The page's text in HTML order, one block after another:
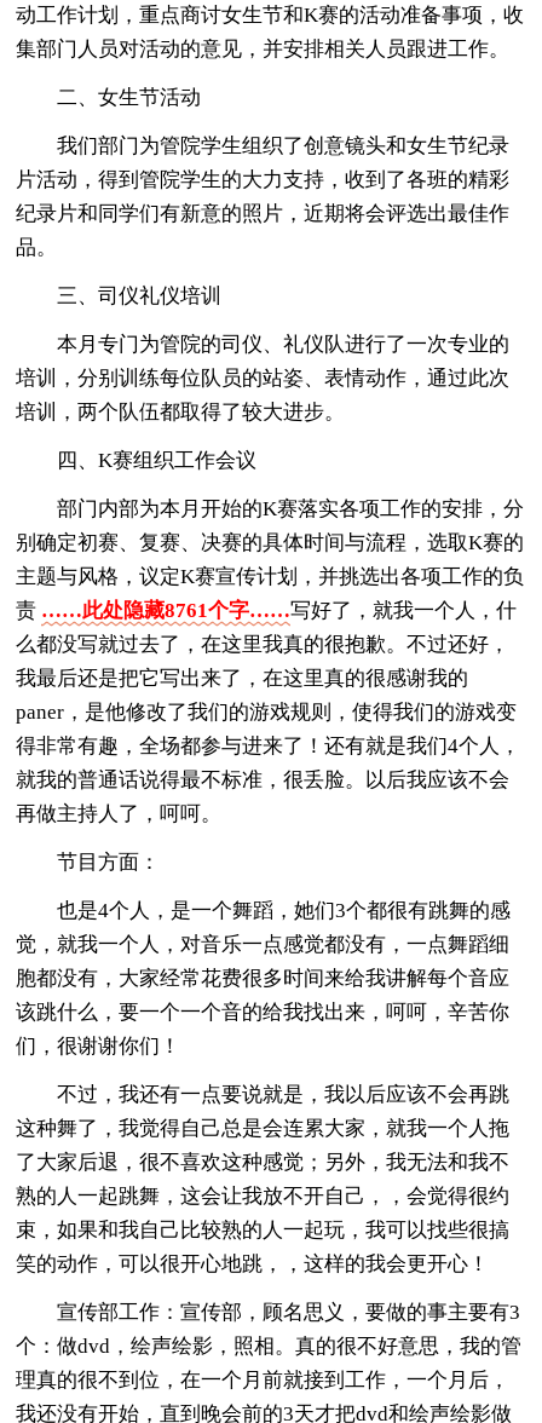
动工作计划，重点商讨女生节和K赛的活动准备事项，收
集部门人员对活动的意见，并安排相关人员跟进工作。
二、女生节活动
我们部门为管院学生组织了创意镜头和女生节纪录
片活动，得到管院学生的大力支持，收到了各班的精彩
纪录片和同学们有新意的照片，近期将会评选出最佳作
品。
三、司仪礼仪培训
本月专门为管院的司仪、礼仪队进行了一次专业的
培训，分别训练每位队员的站姿、表情动作，通过此次
培训，两个队伍都取得了较大进步。
四、K赛组织工作会议
部门内部为本月开始的K赛落实各项工作的安排，分
别确定初赛、复赛、决赛的具体时间与流程，选取K赛的
主题与风格，议定K赛宣传计划，并挑选出各项工作的负
责 ……此处隐藏8761个字……写好了，就我一个人，什
么都没写就过去了，在这里我真的很抱歉。不过还好，
我最后还是把它写出来了，在这里真的很感谢我的
paner，是他修改了我们的游戏规则，使得我们的游戏变
得非常有趣，全场都参与进来了！还有就是我们4个人，
就我的普通话说得最不标准，很丢脸。以后我应该不会
再做主持人了，呵呵。
节目方面：
也是4个人，是一个舞蹈，她们3个都很有跳舞的感
觉，就我一个人，对音乐一点感觉都没有，一点舞蹈细
胞都没有，大家经常花费很多时间来给我讲解每个音应
该跳什么，要一个一个音的给我找出来，呵呵，辛苦你
们，很谢谢你们！
不过，我还有一点要说就是，我以后应该不会再跳
这种舞了，我觉得自己总是会连累大家，就我一个人拖
了大家后退，很不喜欢这种感觉；另外，我无法和我不
熟的人一起跳舞，这会让我放不开自己，，会觉得很约
束，如果和我自己比较熟的人一起玩，我可以找些很搞
笑的动作，可以很开心地跳，，这样的我会更开心！
宣传部工作：宣传部，顾名思义，要做的事主要有3
个：做dvd，绘声绘影，照相。真的很不好意思，我的管
理真的很不到位，在一个月前就接到工作，一个月后，
我还没有开始，直到晚会前的3天才把dvd和绘声绘影做